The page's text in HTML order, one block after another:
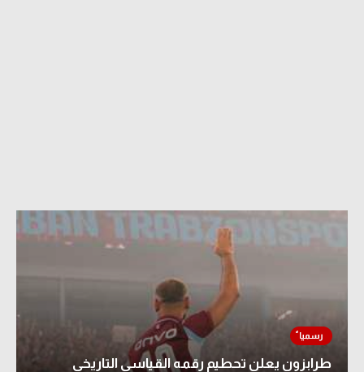
طرابزون يعلن تحطيم رقمه القياسي التاريخي